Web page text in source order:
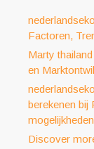
Factoren,
Marty thailand
en
berekenen bij
Discover